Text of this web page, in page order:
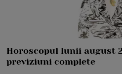
Horoscopul lunii august
previziuni complete